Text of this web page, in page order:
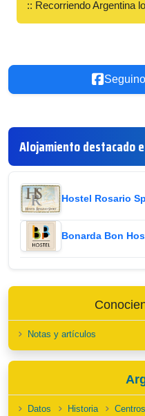
:: Recorriendo Argentina
Alojamiento destacado
Hostel Rosario
Bonarda Bon
Notas y artículos
Datos Historia